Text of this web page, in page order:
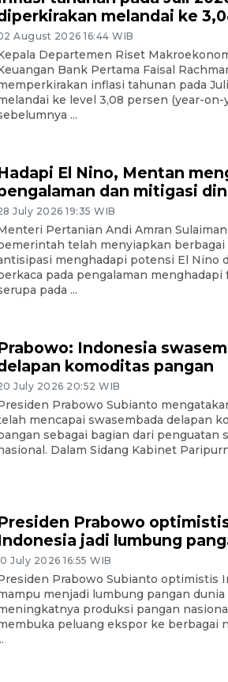
melandai ke
August 2026 16:44 WIB
Departemen Riset
Bank Pertama Faisal
inflasi tahunan pada
ke level 3,08 persen (year-on-
...
El Nino, Mentan
dan mitigasi
July 2026 19:35 WIB
Pertanian Andi Amran
telah menyiapkan berbagai
menghadapi potensi El Nino
pada pengalaman menghadapi
pada ...
Indonesia
komoditas pangan
July 2026 20:52 WIB
Prabowo Subianto
mencapai swasembada delapan
sebagai bagian dari penguatan
Dalam Sidang Kabinet
Prabowo
jadi lumbung
July 2026 16:55 WIB
Prabowo Subianto optimistis
menjadi lumbung pangan dunia
produksi pangan
peluang ekspor ke berbagai